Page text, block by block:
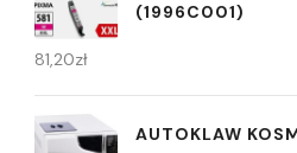
(1996C001)
81,20zł
AUTOKLAW